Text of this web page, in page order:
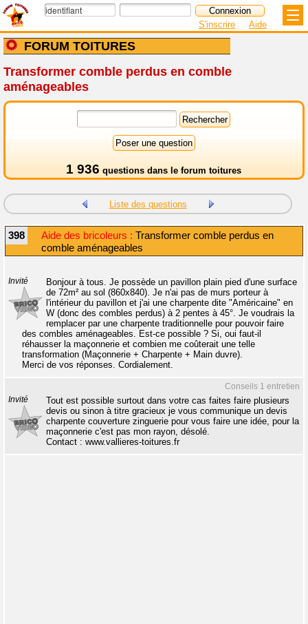
FORUM TOITURES
S'inscrire Aide
Transformer comble perdus en comble
aménageables
1 936 questions dans le forum toitures
Liste des questions
398 Aide des bricoleurs : Transformer comble perdus en
comble aménageables
Invité
Bonjour à tous. Je possède un pavillon plain pied d'une surface
de 72m² au sol (860x840). Je n'ai pas de murs porteur à
l'intérieur du pavillon et j'ai une charpente dite "Américaine" en
W (donc des combles perdus) à 2 pentes à 45°. Je voudrais la
remplacer par une charpente traditionnelle pour pouvoir faire
des combles aménageables. Est-ce possible ? Si, oui faut-il
réhausser la maçonnerie et combien me coûterait une telle
transformation (Maçonnerie + Charpente + Main duvre).
Merci de vos réponses. Cordialement.
Conseils 1 entretien
Invité
Tout est possible surtout dans votre cas faites faire plusieurs
devis ou sinon à titre gracieux je vous communique un devis
charpente couverture zinguerie pour vous faire une idée, pour la
maçonnerie c'est pas mon rayon, désolé.
Contact : www.vallieres-toitures.fr